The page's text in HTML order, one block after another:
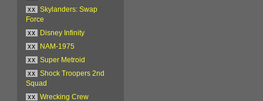
xx
Skylanders: Swap
Force
xx
Disney Infinity
xx
NAM-1975
xx
Super Metroid
xx
Shock Troopers 2nd
Squad
xx
Wrecking Crew